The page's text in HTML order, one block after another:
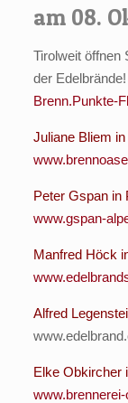
am 08.
Tirolweit öffnen
der
Brenn.Punkte-
Juliane Bliem
Peter Gspan in
www.gspan-
Manfred Höck
Alfred
Elke Obkircher